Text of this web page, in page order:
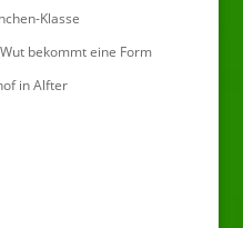
Klasse
bekommt eine Form
in Alfter